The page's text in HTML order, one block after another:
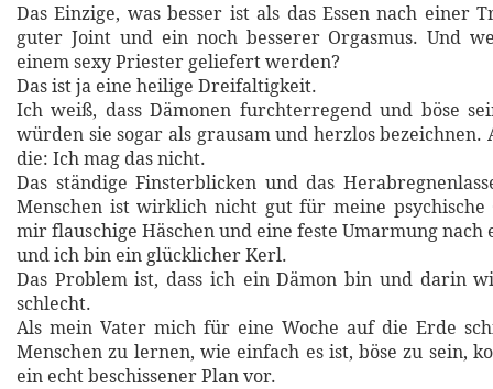
Das Einzige, was besser ist als das Essen nach einer
guter Joint und ein noch besserer Orgasmus. Und
einem sexy Priester geliefert werden?
Das ist ja eine heilige Dreifaltigkeit.
Ich weiß, dass Dämonen furchterregend und böse
würden sie sogar als grausam und herzlos bezeichnen.
die: Ich mag das nicht.
Das ständige Finsterblicken und das
Menschen ist wirklich nicht gut für meine psychische
mir flauschige Häschen und eine feste Umarmung nach
und ich bin ein glücklicher Kerl.
Das Problem ist, dass ich ein Dämon bin und darin
schlecht.
Als mein Vater mich für eine Woche auf die Erde
Menschen zu lernen, wie einfach es ist, böse zu sein,
ein echt beschissener Plan vor.